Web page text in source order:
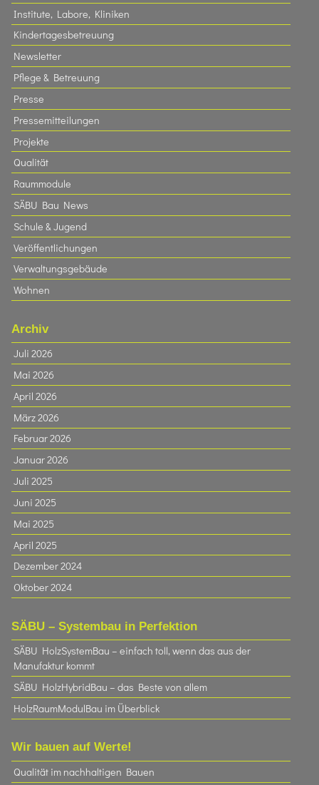
Institute, Labore, Kliniken
Kindertagesbetreuung
Newsletter
Pflege & Betreuung
Presse
Pressemitteilungen
Projekte
Qualität
Raummodule
SÄBU Bau News
Schule & Jugend
Veröffentlichungen
Verwaltungsgebäude
Wohnen
Archiv
Juli 2026
Mai 2026
April 2026
März 2026
Februar 2026
Januar 2026
Juli 2025
Juni 2025
Mai 2025
April 2025
Dezember 2024
Oktober 2024
SÄBU – Systembau in Perfektion
SÄBU HolzSystemBau – einfach toll, wenn das aus der
Manufaktur kommt
SÄBU HolzHybridBau – das Beste von allem
HolzRaumModulBau im Überblick
Wir bauen auf Werte!
Qualität im nachhaltigen Bauen